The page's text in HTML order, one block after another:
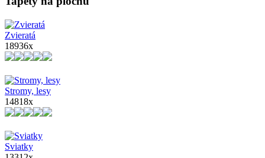
Zvieratá
18936x
Stromy, lesy
14818x
Sviatky